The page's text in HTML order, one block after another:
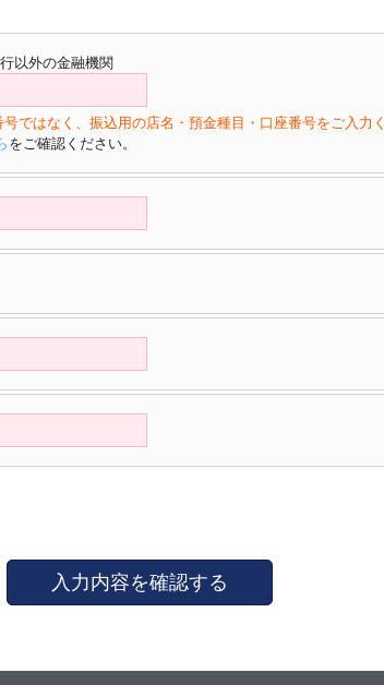
以外の金融機関
ではなく、振込用の店名・預金種目・口座番号をご入力く
をご確認ください。
入力内容を確認する